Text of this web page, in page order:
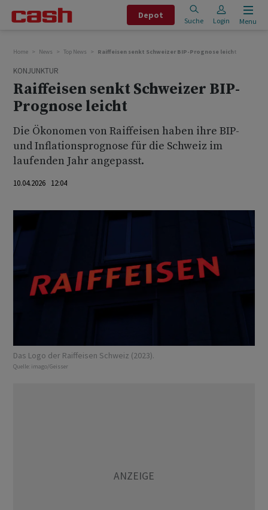
Depot
Suche Login Menu
Home News Top News Raiffeisen senkt Schweizer BIP-Prognose leicht
KONJUNKTUR
Raiffeisen senkt Schweizer BIP-
Prognose leicht
Die Ökonomen von Raiffeisen haben ihre BIP-
und Inflationsprognose für die Schweiz im
laufenden Jahr angepasst.
10.04.2026 12:04
Das Logo der Raiffeisen Schweiz (2023).
Quelle: imago/Geisser